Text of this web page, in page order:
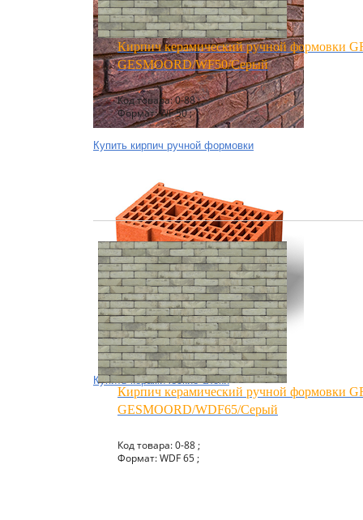
Купить кирпич ручной формовки
Купить керамические блоки
Кирпич керамический ручной формовки
GESMOORD/WF50/Серый
Код товара: 0-88 ;
Формат: WF 50 ;
Кирпич керамический ручной формовки
GESMOORD/WDF65/Серый
Код товара: 0-88 ;
Формат: WDF 65 ;